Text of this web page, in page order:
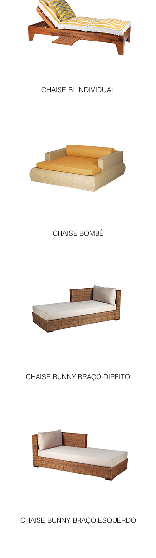
CHAISE B! INDIVIDUAL
CHAISE BOMBÊ
CHAISE BUNNY BRAÇO DIREITO
CHAISE BUNNY BRAÇO ESQUERDO